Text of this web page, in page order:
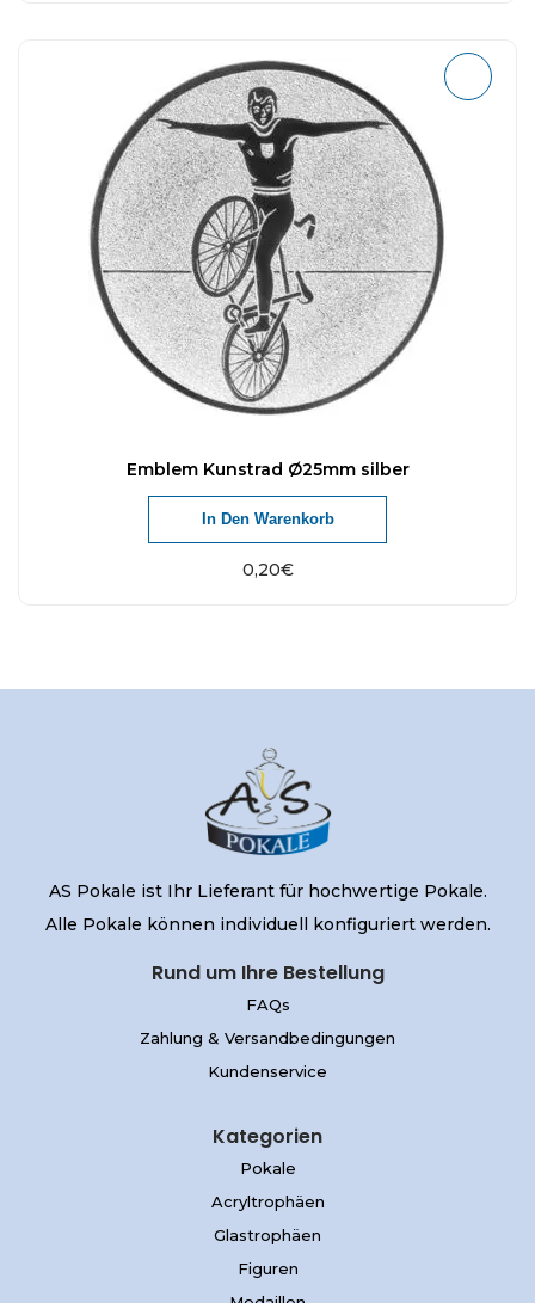
Emblem Kunstrad Ø25mm silber
0,20€
In Den Warenkorb
AS Pokale ist Ihr Lieferant für hochwertige Pokale.
Alle Pokale können individuell konfiguriert werden.
Rund um Ihre Bestellung
FAQs
Zahlung & Versandbedingungen
Kundenservice
Kategorien
Pokale
Acryltrophäen
Glastrophäen
Figuren